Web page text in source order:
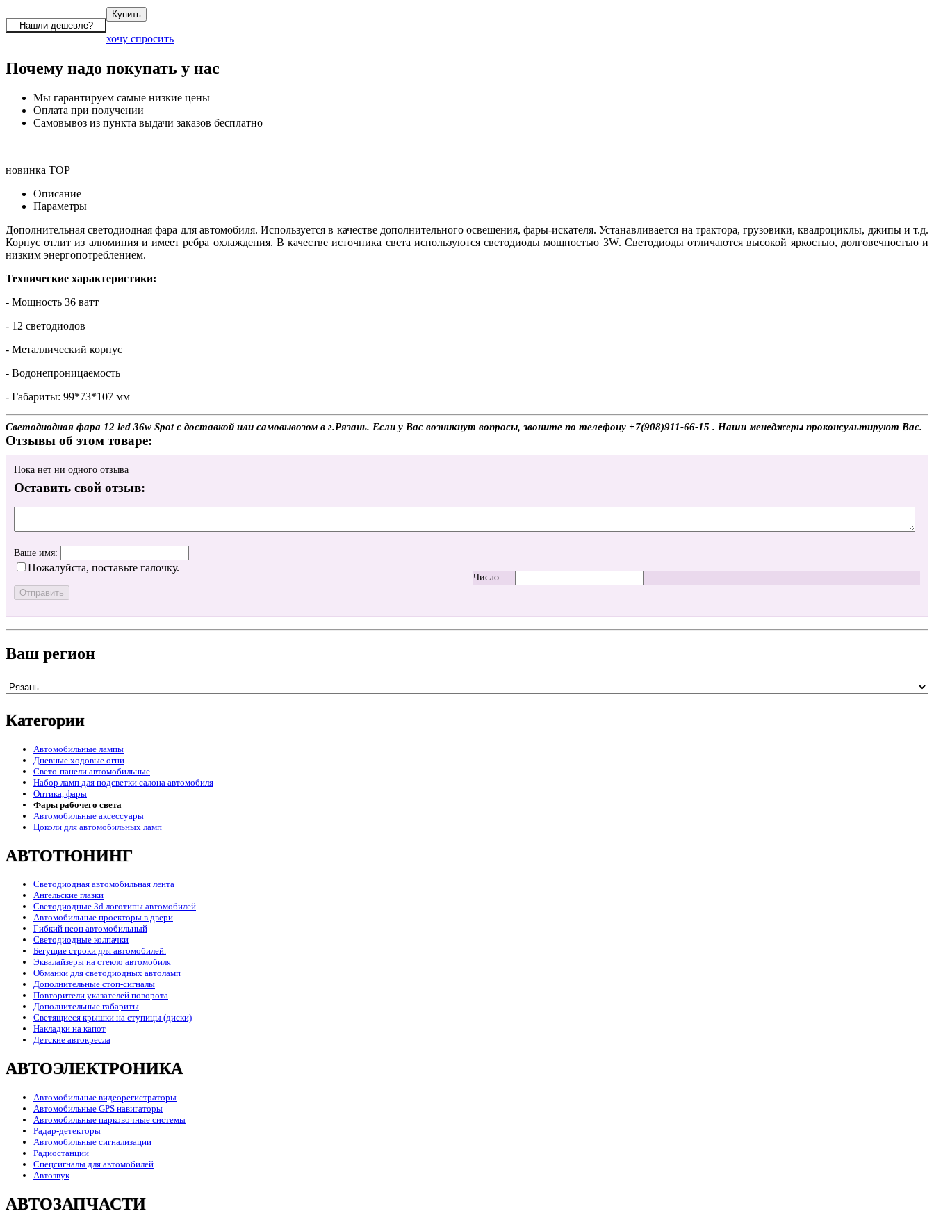
хочу спросить
Почему надо покупать у нас
Мы гарантируем самые низкие цены
Оплата при получении
Самовывоз из пункта выдачи заказов бесплатно
новинка TOP
Описание
Параметры
Дополнительная светодиодная фара для автомобиля. Используется в качестве дополнительного освещения, фары-искателя. Устанавливается на трактора, грузовики, квадроциклы, джипы и т.д.
Корпус отлит из алюминия и имеет ребра охлаждения. В качестве источника света используются светодиоды мощностью 3W. Светодиоды отличаются высокой яркостью, долговечностью и
низким энергопотреблением.
Технические характеристики:
- Мощность 36 ватт
- 12 светодиодов
- Металлический корпус
- Водонепроницаемость
- Габариты: 99*73*107 мм
Светодиодная фара 12 led 36w Spot с доставкой или самовывозом в г.Рязань. Если у Вас возникнут вопросы, звоните по телефону +7(908)911-66-15 . Наши менеджеры проконсультируют Вас.
Отзывы об этом товаре:
Пока нет ни одного отзыва
Оставить свой отзыв:
Ваше имя:
Пожалуйста, поставьте галочку.
Число:
Ваш регион
Категории
Автомобильные лампы
Дневные ходовые огни
Свето-панели автомобильные
Набор ламп для подсветки салона автомобиля
Оптика, фары
Фары рабочего света
Автомобильные аксессуары
Цоколи для автомобильных ламп
АВТОТЮНИНГ
Светодиодная автомобильная лента
Ангельские глазки
Светодиодные 3d логотипы автомобилей
Автомобильные проекторы в двери
Гибкий неон автомобильный
Светодиодные колпачки
Бегущие строки для автомобилей.
Эквалайзеры на стекло автомобиля
Обманки для светодиодных автоламп
Дополнительные стоп-сигналы
Повторители указателей поворота
Дополнительные габариты
Светящиеся крышки на ступицы (диски)
Накладки на капот
Детские автокресла
АВТОЭЛЕКТРОНИКА
Автомобильные видеорегистраторы
Автомобильные GPS навигаторы
Автомобильные парковочные системы
Радар-детекторы
Автомобильные сигнализации
Радиостанции
Спецсигналы для автомобилей
Автозвук
АВТОЗАПЧАСТИ